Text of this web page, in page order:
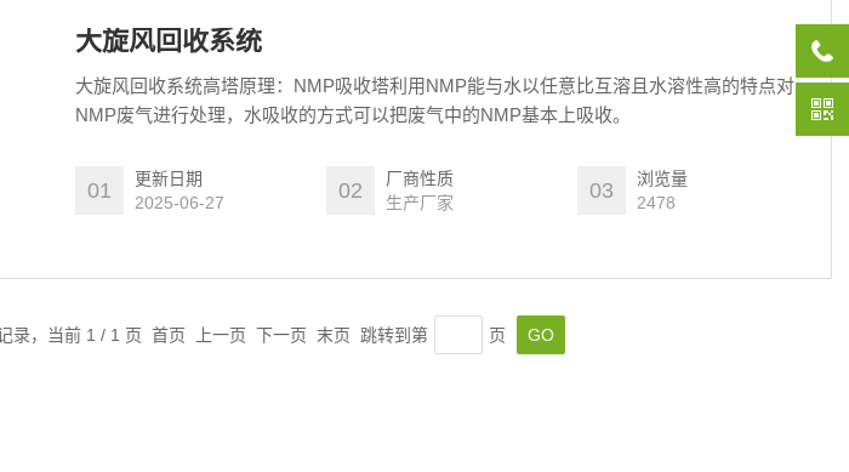
大旋风回收系统
大旋风回收系统高塔原理：NMP吸收塔利用NMP能与水以任意比互溶且水溶性高的特点对
NMP废气进行处理，水吸收的方式可以把废气中的NMP基本上吸收。
01
更新日期
2025-06-27
02
厂商性质
生产厂家
03
浏览量
2478
录，当前 1 / 1 页 首页 上一页 下一页 末页 跳转到第 页